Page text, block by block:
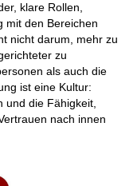
klare Rollen,
mit den Bereichen
nicht darum, mehr zu
zu
als auch die
ist eine Kultur:
und die Fähigkeit,
nach innen